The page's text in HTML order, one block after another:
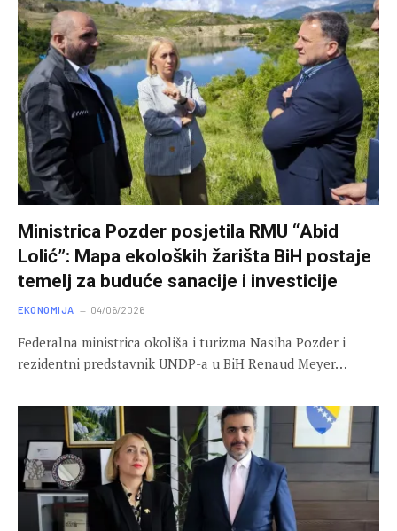
Ministrica Pozder posjetila RMU “Abid
Lolić”: Mapa ekoloških žarišta BiH postaje
temelj za buduće sanacije i investicije
EKONOMIJA 04/06/2026
Federalna ministrica okoliša i turizma Nasiha Pozder i
rezidentni predstavnik UNDP-a u BiH Renaud Meyer…